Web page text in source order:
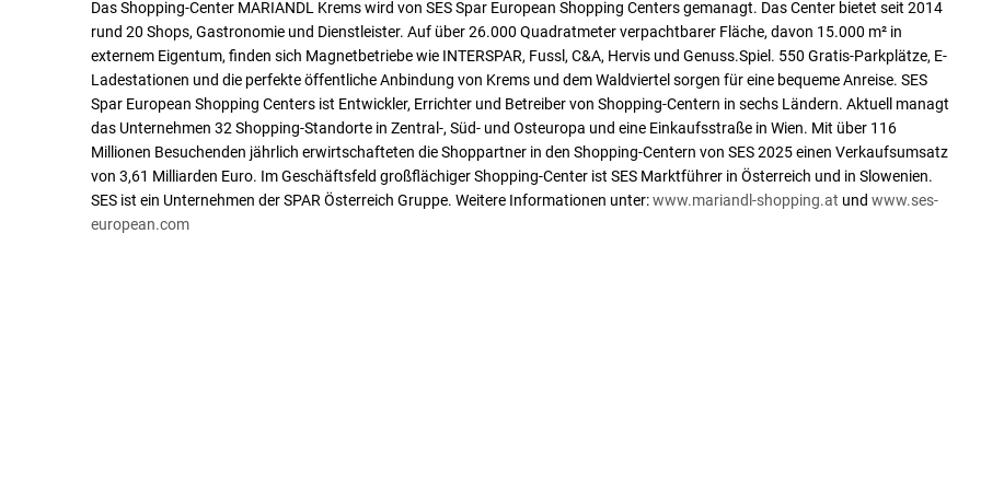
Das Shopping-Center MARIANDL Krems wird von SES Spar European Shopping Centers gemanagt. Das Center bietet seit 2014
rund 20 Shops, Gastronomie und Dienstleister. Auf über 26.000 Quadratmeter verpachtbarer Fläche, davon 15.000 m² in
externem Eigentum, finden sich Magnetbetriebe wie INTERSPAR, Fussl, C&A, Hervis und Genuss.Spiel. 550 Gratis-Parkplätze, E-
Ladestationen und die perfekte öffentliche Anbindung von Krems und dem Waldviertel sorgen für eine bequeme Anreise. SES
Spar European Shopping Centers ist Entwickler, Errichter und Betreiber von Shopping-Centern in sechs Ländern. Aktuell managt
das Unternehmen 32 Shopping-Standorte in Zentral-, Süd- und Osteuropa und eine Einkaufsstraße in Wien. Mit über 116
Millionen Besuchenden jährlich erwirtschafteten die Shoppartner in den Shopping-Centern von SES 2025 einen Verkaufsumsatz
von 3,61 Milliarden Euro. Im Geschäftsfeld großflächiger Shopping-Center ist SES Marktführer in Österreich und in Slowenien.
SES ist ein Unternehmen der SPAR Österreich Gruppe. Weitere Informationen unter:www.mariandl-shopping.at und www.ses-
european.com